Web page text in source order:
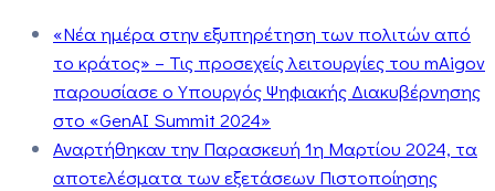
«Νέα ημέρα στην εξυπηρέτηση των πολιτών από
το κράτος» – Τις προσεχείς λειτουργίες του mAigov
παρουσίασε ο Υπουργός Ψηφιακής Διακυβέρνησης
στο «GenAI Summit 2024»
Αναρτήθηκαν την Παρασκευή 1η Μαρτίου 2024, τα
αποτελέσματα των εξετάσεων Πιστοποίησης